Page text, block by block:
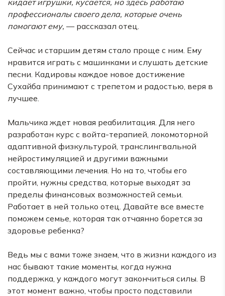
кидает игрушки, кусается, но здесь работаю
профессионалы своего дела, которые очень
помогают ему, — рассказал отец.
Сейчас и старшим детям стало проще с ним. Ему
нравится играть с машинками и слушать детские
песни. Кадировы каждое новое достижение
Сухайба принимают с трепетом и радостью, веря в
лучшее.
Мальчика ждет новая реабилитация. Для него
разработан курс с войта-терапией, локомоторной
адаптивной физкультурой, транслингвальной
нейростимуляцией и другими важными
составляющими лечения. Но на то, чтобы его
пройти, нужны средства, которые выходят за
пределы финансовых возможностей семьи.
Работает в ней только отец. Давайте все вместе
поможем семье, которая так отчаянно борется за
здоровье ребенка?
Ведь мы с вами тоже знаем, что в жизни каждого из
нас бывают такие моменты, когда нужна
поддержка, у каждого могут закончиться силы. В
этот момент важно, чтобы просто подставили